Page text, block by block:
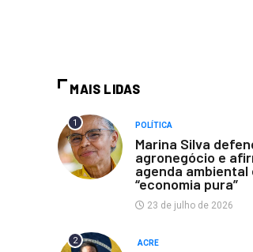
MAIS LIDAS
1 POLÍTICA
Marina Silva
agronegócio e
agenda ambiental
“economia pura”
23 de julho de 2026
2 ACRE